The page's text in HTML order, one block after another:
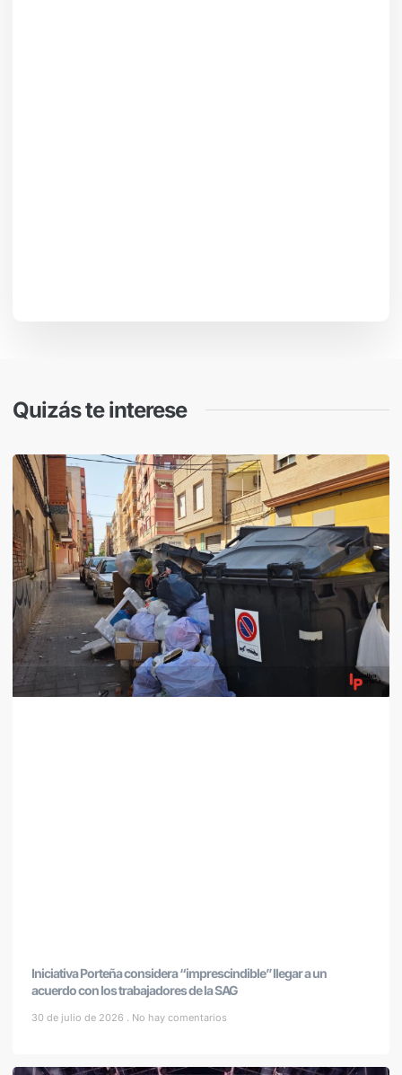
Quizás te interese
Iniciativa Porteña considera “imprescindible” llegar a un
acuerdo con los trabajadores de la SAG
30 de julio de 2026 No hay comentarios